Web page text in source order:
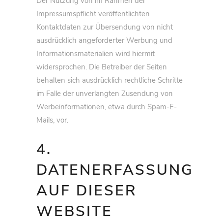
Impressumspflicht veröffentlichten
Kontaktdaten zur Übersendung von nicht
ausdrücklich angeforderter Werbung und
Informationsmaterialien wird hiermit
widersprochen. Die Betreiber der Seiten
behalten sich ausdrücklich rechtliche Schritte
im Falle der unverlangten Zusendung von
Werbeinformationen, etwa durch Spam-E-
Mails, vor.
4.
DATENERFASSUNG
AUF DIESER
WEBSITE